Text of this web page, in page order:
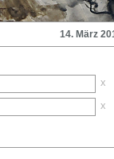
14. März
x
x